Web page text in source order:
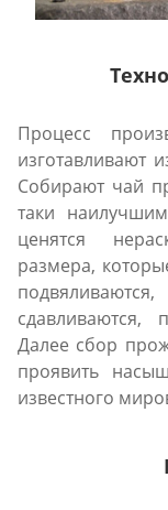
Процесс
изготавливают
Собирают чай
таки
ценятся
размера,
сдавливаются,
Далее сбор
проявить
известного